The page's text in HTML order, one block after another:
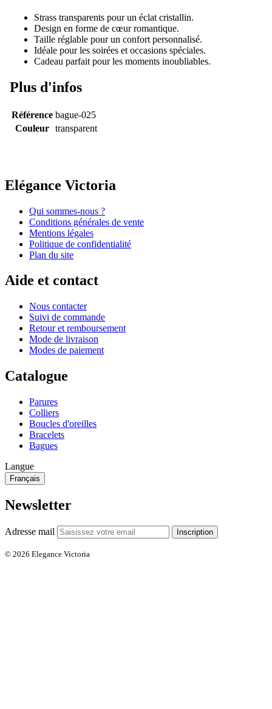
Strass transparents pour un éclat cristallin.
Design en forme de cœur romantique.
Taille réglable pour un confort personnalisé.
Idéale pour les soirées et occasions spéciales.
Cadeau parfait pour les moments inoubliables.
Plus d'infos
Référence bague-025
Couleur transparent
Elégance Victoria
Qui sommes-nous ?
Conditions générales de vente
Mentions légales
Politique de confidentialité
Plan du site
Aide et contact
Nous contacter
Suivi de commande
Retour et remboursement
Mode de livraison
Modes de paiement
Catalogue
Parures
Colliers
Boucles d'oreilles
Bracelets
Bagues
Langue
Français
Newsletter
Adresse mail Inscription
© 2026 Elegance Victoria